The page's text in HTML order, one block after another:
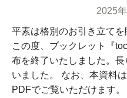
2025
平素は格別のお引き立てを
この度、ブックレット『
布を終了いたしました。
いました。 なお、本資料
PDFでご覧いただけます。